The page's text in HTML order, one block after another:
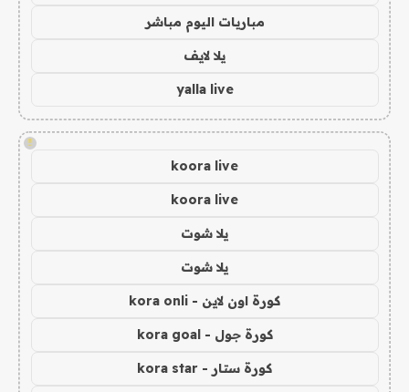
مباريات اليوم مباشر
يلا لايف
yalla live
!
koora live
koora live
يلا شوت
يلا شوت
كورة اون لاين - kora onli
كورة جول - kora goal
كورة ستار - kora star